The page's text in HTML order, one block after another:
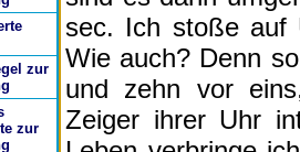
zur
zur
sec. Ich stoße auf
Wie auch? Denn
und zehn vor
Zeiger ihrer Uhr